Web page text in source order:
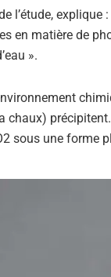
l’étude,
en matière de
».
chaux)
sous une forme